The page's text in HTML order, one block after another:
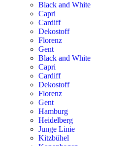
Black and White
Capri
Cardiff
Dekostoff
Florenz
Gent
Black and White
Capri
Cardiff
Dekostoff
Florenz
Gent
Hamburg
Heidelberg
Junge Linie
Kitzbühel